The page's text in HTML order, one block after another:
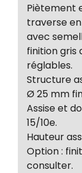
Piètement
traverse
avec
finition gris
réglables.
Structure
Ø 25 mm
Assise et
15/10e.
Hauteur
Option :
consulter.